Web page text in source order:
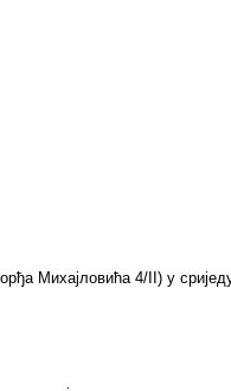
Mихajлoвићa 4/II) у